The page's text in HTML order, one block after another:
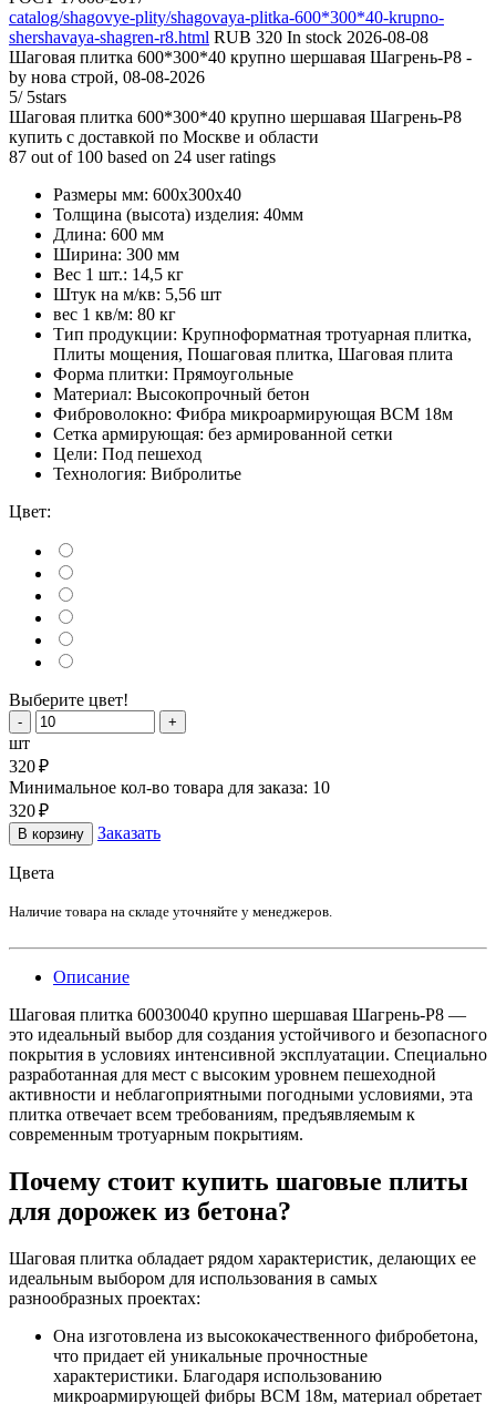
catalog/shagovye-plity/shagovaya-plitka-600*300*40-krupno-
shershavaya-shagren-r8.html RUB 320 In stock 2026-08-08
Шаговая плитка 600*300*40 крупно шершавая Шагрень-Р8 -
by нова строй, 08-08-2026
5/ 5stars
Шаговая плитка 600*300*40 крупно шершавая Шагрень-Р8
купить с доставкой по Москве и области
87 out of 100 based on 24 user ratings
Размеры мм: 600х300х40
Толщина (высота) изделия: 40мм
Длина: 600 мм
Ширина: 300 мм
Вес 1 шт.: 14,5 кг
Штук на м/кв: 5,56 шт
вес 1 кв/м: 80 кг
Тип продукции: Крупноформатная тротуарная плитка,
Плиты мощения, Пошаговая плитка, Шаговая плита
Форма плитки: Прямоугольные
Материал: Высокопрочный бетон
Фиброволокно: Фибра микроармирующая ВСМ 18м
Сетка армирующая: без армированной сетки
Цели: Под пешеход
Технология: Вибролитье
Цвет:
Выберите цвет!
шт
320₽
Минимальное кол-во товара для заказа: 10
320₽
В корзину Заказать
Цвета
Наличие товара на складе уточняйте у менеджеров.
Описание
Шаговая плитка 60030040 крупно шершавая Шагрень-Р8 —
это идеальный выбор для создания устойчивого и безопасного
покрытия в условиях интенсивной эксплуатации. Специально
разработанная для мест с высоким уровнем пешеходной
активности и неблагоприятными погодными условиями, эта
плитка отвечает всем требованиям, предъявляемым к
современным тротуарным покрытиям.
Почему стоит купить шаговые плиты
для дорожек из бетона?
Шаговая плитка обладает рядом характеристик, делающих ее
идеальным выбором для использования в самых
разнообразных проектах:
Она изготовлена из высококачественного фибробетона,
что придает ей уникальные прочностные
характеристики. Благодаря использованию
микроармирующей фибры ВСМ 18м, материал обретает